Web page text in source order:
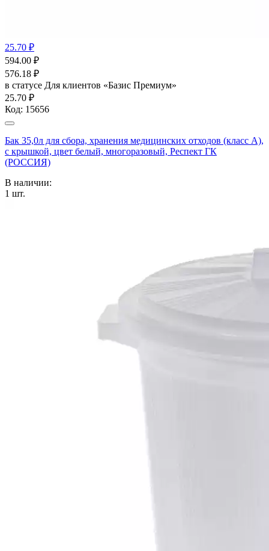
25.70 ₽
594.00 ₽
576.18 ₽
в статусе Для клиентов «Базис Премиум»
25.70 ₽
Код: 15656
Бак 35,0л для сбора, хранения медицинских отходов (класс А),
с крышкой, цвет белый, многоразовый, Респект ГК
(РОССИЯ)
В наличии:
1 шт.